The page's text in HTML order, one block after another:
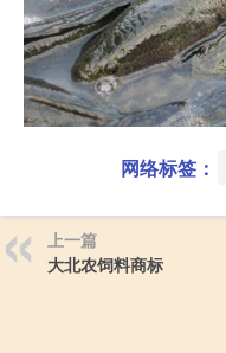
网络标签：
上一篇
大北农饲料商标